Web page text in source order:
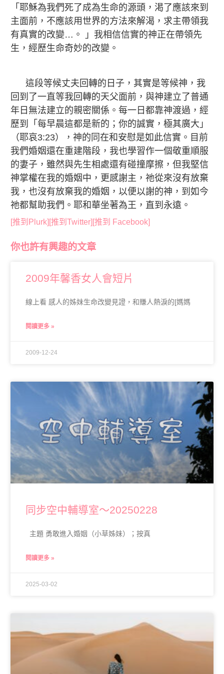
「耶穌為我們死了成為生命的源頭，渇了應該來到
主面前，不應該用世界的方法來解渴，求主帶領我
有真實的改變…。 」我相信信實的神正在帶領先
生，經歷生命奇妙的改變。
這段等候丈夫回轉的日子，其實是等候神，我
回到了一直等我回轉的天父面前，與神建立了普通
年日無法建立的親密關係。每一日都靠神渡過，經
歷到「每早晨這都是新的；你的誠實，極其廣大」
（耶哀3:23），神的同在和安慰是如此信實。目前
我們婚姻還在重建階段，我也學習作一個敬重順服
的妻子，雖然與先生相處還有碰撞摩擦，但我堅信
神掌權在我的婚姻中，更感謝主，祂從來沒有放棄
我，也沒有放棄我的婚姻，以便以謝的神，到如今
祂都幫助我們。耶和華坐著為王，直到永遠。
[推到Plurk] [推到Twitter] [推到 Facebook]
你也許有興趣的文章
2009年馨香女人會短片
線上看 感人的姊妹生命改變見證，和賺人熱淚的[媽媽
閱讀更多 »
2009-12-24
同步空中輔導室～20250228
主題 勇敢進入婚姻（小草姊妹）；按真
閱讀更多 »
2025-03-02